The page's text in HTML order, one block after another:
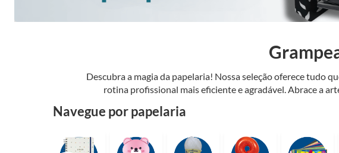
Descubra a magia da papelaria! Nossa seleção oferece tudo
rotina profissional mais eficiente e agradável. Abrace a
perfeito para suas aulas, profissionais
Navegue por papelaria